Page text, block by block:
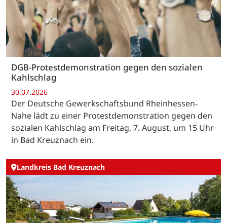
DGB-Protestdemonstration gegen den sozialen
Kahlschlag
30.07.2026
Der Deutsche Gewerkschaftsbund Rheinhessen-
Nahe lädt zu einer Protestdemonstration gegen den
sozialen Kahlschlag am Freitag, 7. August, um 15 Uhr
in Bad Kreuznach ein.
Landkreis Bad Kreuznach